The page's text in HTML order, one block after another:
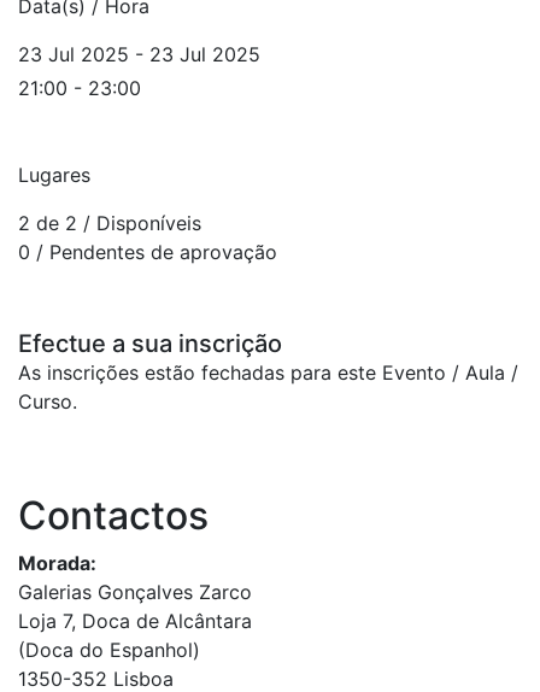
Data(s) / Hora
23 Jul 2025 - 23 Jul 2025
21:00 - 23:00
Lugares
2 de 2 / Disponíveis
0 / Pendentes de aprovação
Efectue a sua inscrição
As inscrições estão fechadas para este Evento / Aula /
Curso.
Contactos
Morada:
Galerias Gonçalves Zarco
Loja 7, Doca de Alcântara
(Doca do Espanhol)
1350-352 Lisboa